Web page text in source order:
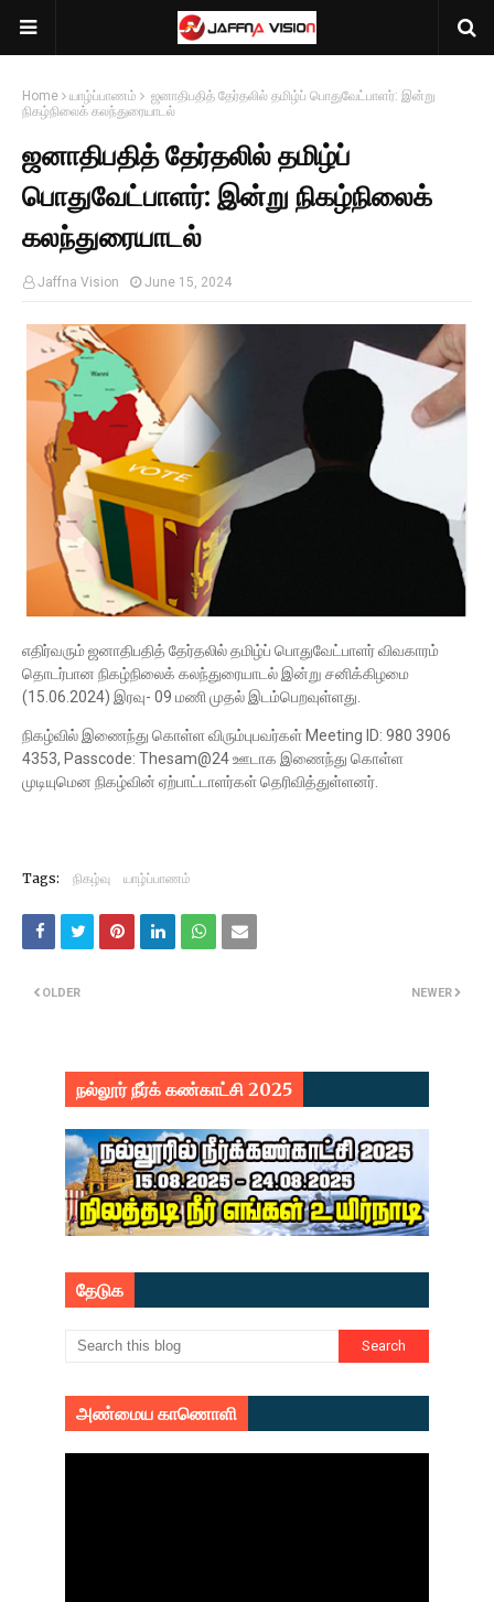
Home யாழ்ப்பாணம்
ஜனாதிபதித் தேர்தலில் தமிழ்ப் பொதுவேட்பாளர்: இன்று
நிகழ்நிலைக் கலந்துரையாடல்
ஜனாதிபதித் தேர்தலில் தமிழ்ப்
பொதுவேட்பாளர்: இன்று நிகழ்நிலைக்
கலந்துரையாடல்
Jaffna Vision June 15, 2024
எதிர்வரும் ஜனாதிபதித் தேர்தலில் தமிழ்ப் பொதுவேட்பாளர் விவகாரம்
தொடர்பான நிகழ்நிலைக் கலந்துரையாடல் இன்று சனிக்கிழமை
(15.06.2024) இரவு- 09 மணி முதல் இடம்பெறவுள்ளது.
நிகழ்வில் இணைந்து கொள்ள விரும்புபவர்கள் Meeting ID: 980 3906
4353, Passcode: Thesam@24 ஊடாக இணைந்து கொள்ள
முடியுமென நிகழ்வின் ஏற்பாட்டாளர்கள் தெரிவித்துள்ளனர்.
Tags: நிகழ்வு யாழ்ப்பாணம்
NEWER
OLDER
நல்லூர் நீர்க் கண்காட்சி 2025
தேடுக
அண்மைய காணொளி